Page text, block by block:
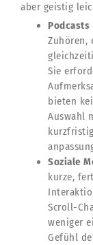
aber geistig
Podcasts
Zuhören,
Sie
bieten
Auswahl
Soziale
kurze,
Scroll-
weniger
Gefühl